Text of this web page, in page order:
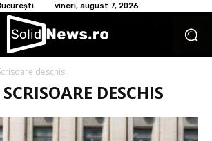
vineri, august 7, 2026
deschis
DESCHIS